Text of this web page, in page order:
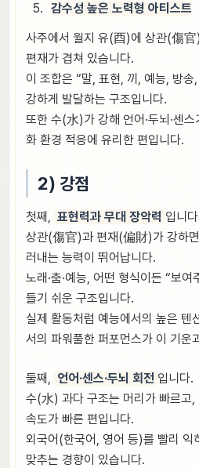
감수성 높은 노력형 아티스트
사주에서 월지 유(酉)에 상관(傷官
편재가 겹쳐 있습니다.
이 조합은 “말, 표현, 끼, 예능, 방송
강하게 발달하는 구조입니다.
또한 수(水)가 강해 언어·두뇌·센
화 환경 적응에 유리한 편입니다.
2) 강점
첫째, 표현력과 무대 장악력 입니
상관(傷官)과 편재(偏財)가 강하
러내는 능력이 뛰어납니다.
노래·춤·예능, 어떤 형식이든 “보
들기 쉬운 구조입니다.
실제 활동처럼 예능에서의 높은 텐
서의 파워풀한 퍼포먼스가 이 기운
둘째, 언어·센스·두뇌 회전 입니다.
수(水) 과다 구조는 머리가 빠르고,
속도가 빠른 편입니다.
외국어(한국어, 영어 등)를 빨리 익
맞추는 경향이 있습니다.